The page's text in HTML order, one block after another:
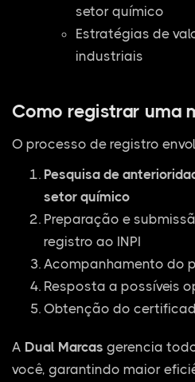
setor químico
Estratégias de
industriais
Como registrar uma
O processo de registro
Pesquisa de
setor químico
Preparação e
registro ao INPI
Acompanhamento do
Resposta a possíveis
Obtenção do
A Dual Marcas gerencia
você, garantindo maior